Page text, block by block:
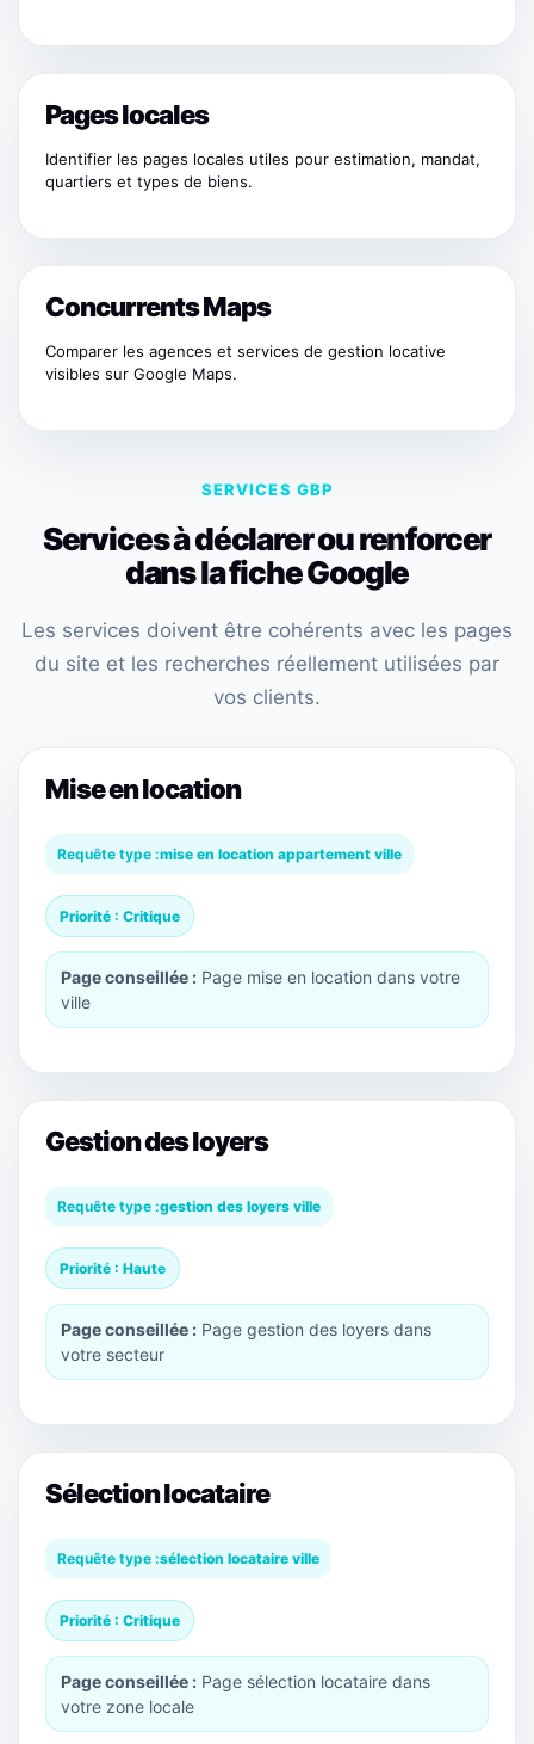
Pages locales
Identifier les pages locales utiles pour estimation, mandat,
quartiers et types de biens.
Concurrents Maps
Comparer les agences et services de gestion locative
visibles sur Google Maps.
SERVICES GBP
Services à déclarer ou renforcer
dans la fiche Google
Les services doivent être cohérents avec les pages
du site et les recherches réellement utilisées par
vos clients.
Mise en location
Requête type :mise en location appartement ville
Priorité : Critique
Page conseillée : Page mise en location dans votre
ville
Gestion des loyers
Requête type :gestion des loyers ville
Priorité : Haute
Page conseillée : Page gestion des loyers dans
votre secteur
Sélection locataire
Requête type :sélection locataire ville
Priorité : Critique
Page conseillée : Page sélection locataire dans
votre zone locale